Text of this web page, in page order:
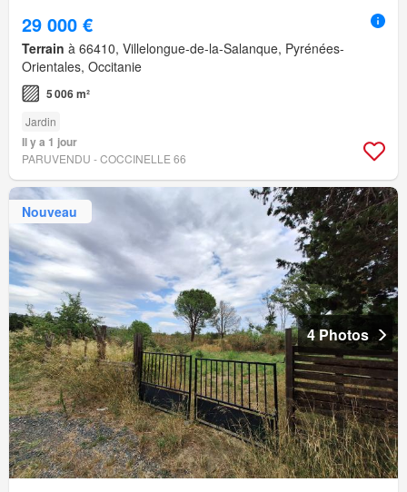
29 000 €
Terrain à 66410, Villelongue-de-la-Salanque, Pyrénées-
Orientales, Occitanie
5 006 m²
Jardin
Il y a 1 jour
PARUVENDU - COCCINELLE 66
Nouveau
4 Photos